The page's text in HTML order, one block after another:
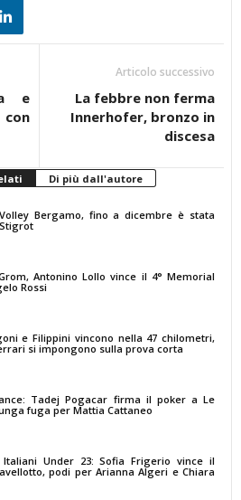
e
Articolo successivo
La febbre non ferma
Innerhofer, bronzo in
discesa
Di più dall'autore
Bergamo, fino a dicembre è stata
Antonino Lollo vince il 4° Memorial
Rossi
e Filippini vincono nella 47 chilometri,
si impongono sulla prova corta
Tadej Pogacar firma il poker a Le
fuga per Mattia Cattaneo
Italiani Under 23: Sofia Frigerio vince il
podi per Arianna Algeri e Chiara